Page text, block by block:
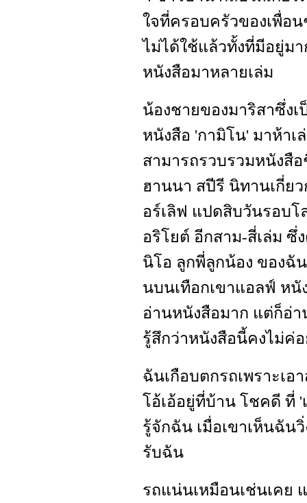
ใจที่ครอบครัวของเพื่อ
ไม่ได้ใช้แล้วทั้งที่มีอยู่ม
หนังสือมาหลายเล่ม
น้องชายของมาริสาซึ่ง
หนังสือ 'กามิโน' มาห้า
สามารถรวบรวมหนังสื
ฮานนา สปีรี นิทานเกี่ยว
อร์เลิฟ แปดสิบวันรอบโ
อริโยต์ อีกสาม-สี่เล่ม ซึ่
นิโอ ลูกพี่ลูกน้อง ของฉั
นบนเทือกเขาแอลฟ์ หนั
อ่านหนังสือมาก แต่ก็อ่า
รู้สึกว่าหนังสือนี้คงไม่ค่
ฉันเกือบตกรถเพราะเอ
โอ้เอ้อยู่ที่บ้าน โชคดี ที่ '
รู้จักฉัน เมื่อเขาเห็นฉัน
รับฉัน
รถแน่นเหมือนเช่นเคย